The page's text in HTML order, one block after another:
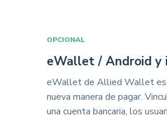
OPCIONAL
eWallet / Android y
eWallet de Allied Wallet es
nueva manera de pagar.
una cuenta bancaria, los